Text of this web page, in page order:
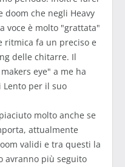
doom che negli Heavy
voce è molto "grattata"
ritmica fa un preciso e
delle chitarre. Il
eye" a me ha
per il suo
molto anche se
attualmente
validi e tra questi la
avranno più seguito